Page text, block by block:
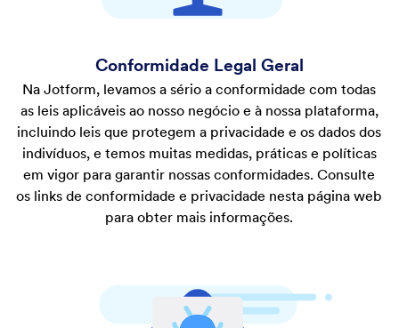
Conformidade Legal Geral
Na Jotform, levamos a sério a conformidade com todas
as leis aplicáveis ao nosso negócio e à nossa plataforma,
incluindo leis que protegem a privacidade e os dados dos
indivíduos, e temos muitas medidas, práticas e políticas
em vigor para garantir nossas conformidades. Consulte
os links de conformidade e privacidade nesta página web
para obter mais informações.